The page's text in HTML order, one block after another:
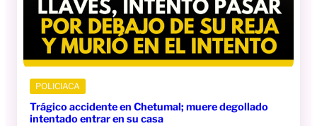
POLICIACA
Trágico accidente en Chetumal; muere degollado
intentado entrar en su casa